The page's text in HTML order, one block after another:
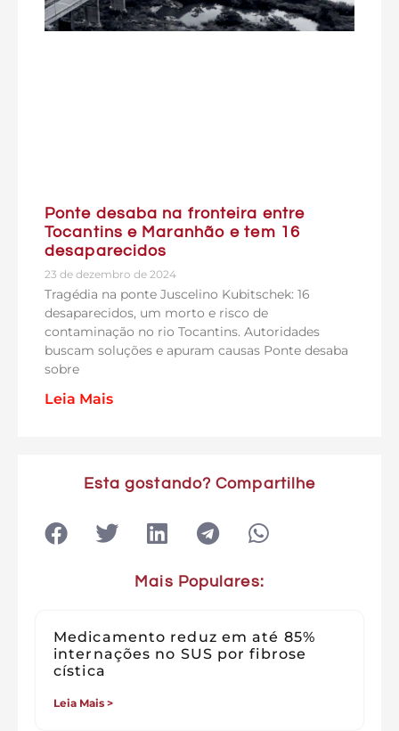
Ponte desaba na fronteira entre
Tocantins e Maranhão e tem 16
desaparecidos
23 de dezembro de 2024
Tragédia na ponte Juscelino Kubitschek: 16
desaparecidos, um morto e risco de
contaminação no rio Tocantins. Autoridades
buscam soluções e apuram causas Ponte desaba
sobre
Leia Mais
Esta gostando? Compartilhe
Mais Populares:
Medicamento reduz em até 85%
internações no SUS por fibrose
cística
Leia Mais >